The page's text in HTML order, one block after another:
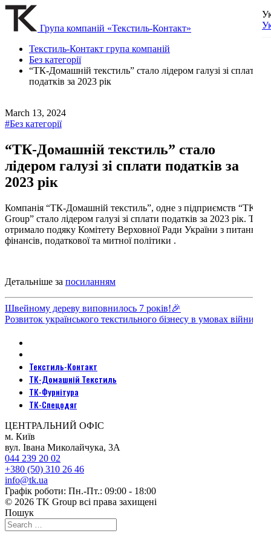
Група компаній «Текстиль-Контакт»
Текстиль-Контакт група компаній
Без категорії
“ТК-Домашній текстиль” стало лідером галузі зі сплати
податків за 2023 рік
March 13, 2024
#Без категорії
“ТК-Домашній текстиль” стало
лідером галузі зі сплати податків за
2023 рік
Компанія “ТК-Домашній текстиль”, одне з підприємств “TK-
Group” стало лідером галузі зі сплати податків за 2023 рік. Та
отримало подяку Комітету Верховної Ради України з питань
фінансів, податкової та митної політики .
Детальніше за посиланням
Швейному дереву виповнилось 7 років!🎉
Розвиток українського текстильного бізнесу в умовах війни
Текстиль-Контакт
ТК-Домашній Текстиль
ТК-Фурнітура
ТК-Спецодяг
ЦЕНТРАЛЬНИЙ ОФІС
м. Київ
вул. Івана Миколайчука, 3А
044 239 20 02
+380 (50) 310 26 46
info@tk.ua
Графік роботи: Пн.-Пт.: 09:00 - 18:00
© 2026 TK Group всі права захищені
Пошук